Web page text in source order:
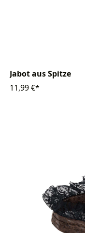
Jabot aus Spitze
11,99 €*